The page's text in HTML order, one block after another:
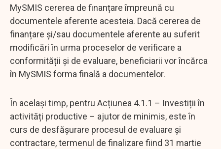
MySMIS cererea de finanțare împreună cu
documentele aferente acesteia. Dacă cererea de
finanțare și/sau documentele aferente au suferit
modificări în urma proceselor de verificare a
conformității și de evaluare, beneficiarii vor încărca
în MySMIS forma finală a documentelor.
În același timp, pentru Acțiunea 4.1.1 – Investiții în
activități productive – ajutor de minimis, este în
curs de desfășurare procesul de evaluare și
contractare, termenul de finalizare fiind 31 martie